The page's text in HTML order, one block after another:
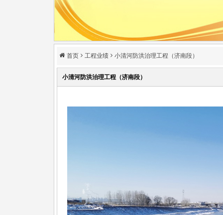
首页 工程业绩 小清河防洪治理工程（济南段）
小清河防洪治理工程（济南段）